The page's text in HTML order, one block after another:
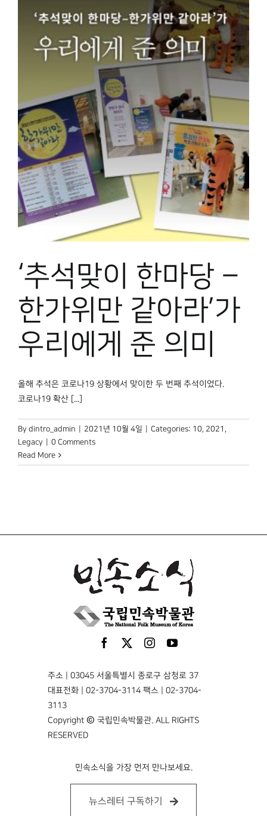
‘추석맞이 한마당 –
한가위만 같아라’가
우리에게 준 의미
올해 추석은 코로나19 상황에서 맞이한 두 번째 추석이었다.
코로나19 확산 [...]
By dintro_admin 2021년 10월 4일 Categories: 10, 2021 ,
Legacy
0 Comments
Read More
주소 | 03045 서울특별시 종로구 삼청로 37
대표전화 | 02-3704-3114 팩스 | 02-3704-
3113
Copyright © 국립민속박물관. ALL RIGHTS
RESERVED
민속소식을 가장 먼저 만나보세요.
뉴스레터 구독하기